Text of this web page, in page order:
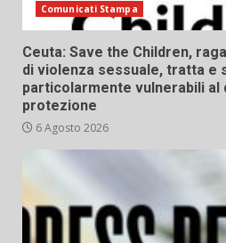
Comunicati Stampa
Ceuta: Save the Children,
di violenza sessuale, tratta e
particolarmente vulnerabili al
protezione
6 Agosto 2026